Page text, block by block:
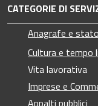
CATEGORIE DI
Anagrafe e
Cultura e tempo
Vita lavorativa
Imprese e
Appalti pubblici